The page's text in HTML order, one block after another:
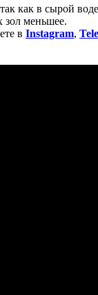
как в сырой воде
зол меньшее.
в Instagram,